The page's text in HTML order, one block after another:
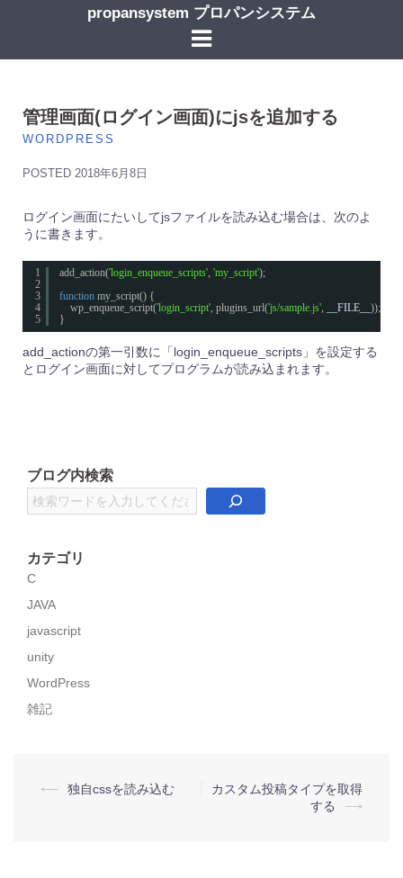
ン
propansystem プロパンシステム
管理画面(ログイン画面)にjsを追加する
WORDPRESS
POSTED 2018年6月8日
ログイン画面にたいしてjsファイルを読み込む場合は、次のよ
うに書きます。
1
2
3
4
5
add_action('login_enqueue_scripts', 'my_script');
function my_script() {
wp_enqueue_script('login_script', plugins_url('js/sample.js', __FILE__ ));
}
add_actionの第一引数に「login_enqueue_scripts」を設定する
とログイン画面に対してプログラムが読み込まれます。
ブログ内検索
検
索
カテゴリ
C
JAVA
javascript
unity
WordPress
雑記
投
⟵ 独自cssを読み込む
カスタム投稿タイプを取得
する
⟶